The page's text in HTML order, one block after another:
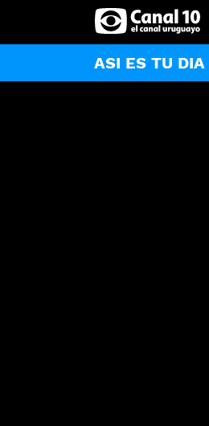
ASI ES TU DIA